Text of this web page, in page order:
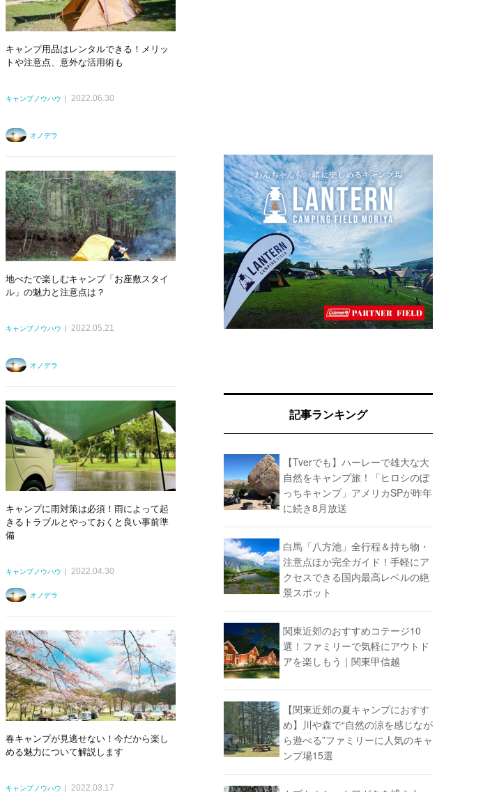
キャンプ用品はレンタルできる！メリッ
トや注意点、意外な活用術も
キャンプノウハウ 2022.06.30
オノデラ
地べたで楽しむキャンプ「お座敷スタイ
ル」の魅力と注意点は？
キャンプノウハウ 2022.05.21
オノデラ
キャンプに雨対策は必須！雨によって起
きるトラブルとやっておくと良い事前準
備
キャンプノウハウ 2022.04.30
オノデラ
春キャンプが見逃せない！今だから楽し
める魅力について解説します
キャンプノウハウ 2022.03.17
記事ランキング
【Tverでも】ハーレーで雄大な大
自然をキャンプ旅！「ヒロシのぼ
っちキャンプ」アメリカSPが昨年
に続き8月放送
白馬「八方池」全行程＆持ち物・
注意点ほか完全ガイド！手軽にア
クセスできる国内最高レベルの絶
景スポット
関東近郊のおすすめコテージ10
選！ファミリーで気軽にアウトド
アを楽しもう｜関東甲信越
【関東近郊の夏キャンプにおすす
め】川や森で“自然の涼を感じなが
ら遊べる”ファミリーに人気のキャ
ンプ場15選